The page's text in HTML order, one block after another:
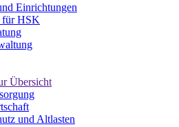
Einrichtungen
für HSK
Übersicht
und Altlasten